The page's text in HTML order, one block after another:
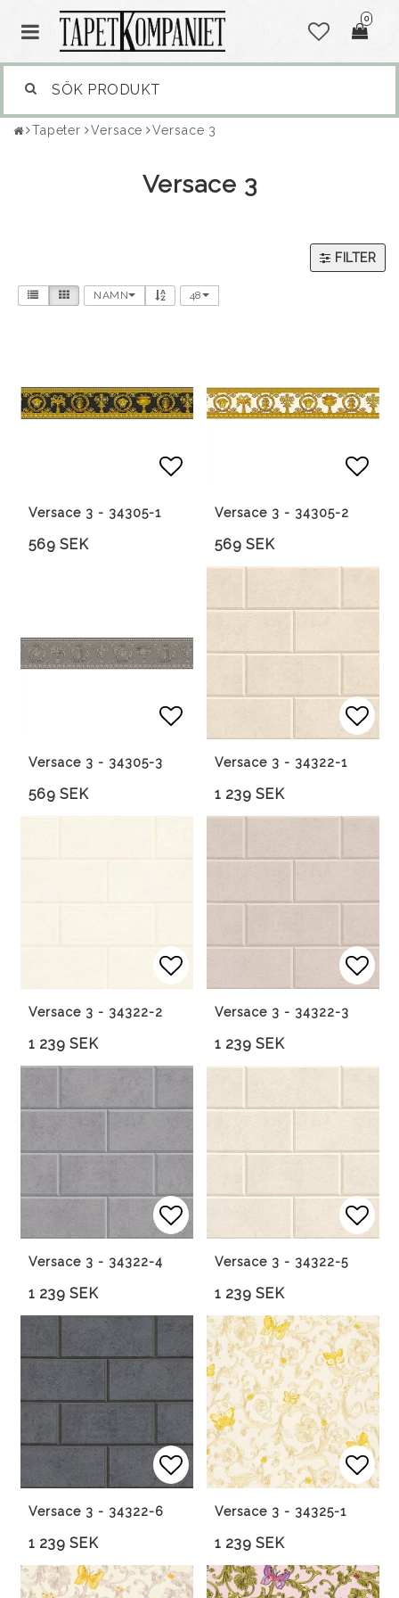
0
Tapeter Versace Versace 3
Versace 3
FILTER
NAMN 48
Versace 3 - 34305-1
569 SEK
Versace 3 - 34305-2
569 SEK
Lägg till i favoritlistan
Versace 3 - 34305-3
569 SEK
Versace 3 - 34322-1
1 239 SEK
Lägg till i favoritlistan
Versace 3 - 34322-2
1 239 SEK
Versace 3 - 34322-3
1 239 SEK
Lägg till i favoritlistan
Versace 3 - 34322-4
1 239 SEK
Versace 3 - 34322-5
1 239 SEK
Lägg till i favoritlistan
Versace 3 - 34322-6
1 239 SEK
Versace 3 - 34325-1
1 239 SEK